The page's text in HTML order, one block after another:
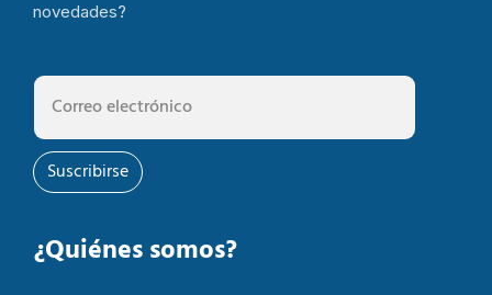
novedades?
Suscribirse
¿Quiénes somos?